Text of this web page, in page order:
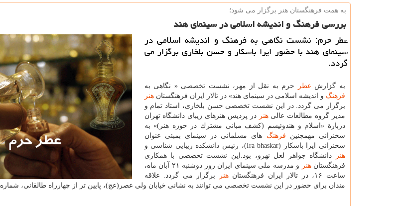
به همت فرهنگستان هنر برگزار می شود؛
بررسی فرهنگ و اندیشه اسلامی در سینمای هند
عطر حرم: نشست نگاهی به فرهنگ و اندیشه اسلامی در
سینمای هند با حضور ایرا باسكار و حسن بلخاری برگزار می
گردد.
به گزارش عطر
حرم به نقل از مهر، نشست تخصصی « نگاهی به
فرهنگ و اندیشه اسلامی در سینمای هند» در تالار ایران فرهنگستانهنر
برگزار می گردد. در این نشست تخصصی حسن بلخاری، استاد تمام و
مدیر گروه مطالعات عالیهنر در پردیس هنرهای زیبای دانشگاه تهران
دربارة «اسلام و هندوئیسم (كشف مبانی مشترك در حوزه هنر)» به
سخنرانی مهمچنین فرهنگ های مسلمانی در سینمای بمبئی عنوان
سخنرانی ایرا باسكار (Ira bhaskar)، رئیس دانشكده زیبایی شناسی و
هنر
دانشگاه جواهر لعل نهرو، بود.این نشست تخصصی با همكاری
فرهنگستانهنر
و مدرسه ملی سینمای ایران روز دوشنبه ۲۱ آبان ماه،
ساعت ۱۶، در تالار ایران فرهنگستان
هنر
برگزار می گردد. علاقه
مندان برای حضور در این نشست تخصصی می توانند به نشانی خیابان ولی عصر(عج)، پایین تر از چهارراه طالقانی، شماره ۱۵۵۲ بازگشت كنند.